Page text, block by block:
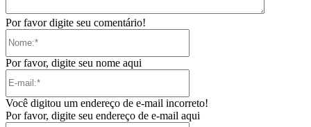
Por favor digite seu comentário!
Por favor, digite seu nome aqui
Você digitou um endereço de e-mail incorreto!
Por favor, digite seu endereço de e-mail aqui